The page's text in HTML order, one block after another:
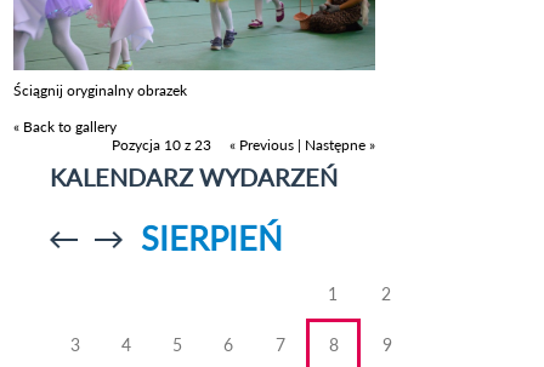
Ściągnij oryginalny obrazek
« Back to gallery
Pozycja 10 z 23
« Previous | Następne »
KALENDARZ WYDARZEŃ
Przejdź doPrzejdź do
SIERPIEŃ
1 2
3 4 5 6 7 8 9